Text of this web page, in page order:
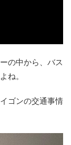
の中から、バス
ね。
ゴンの交通事情